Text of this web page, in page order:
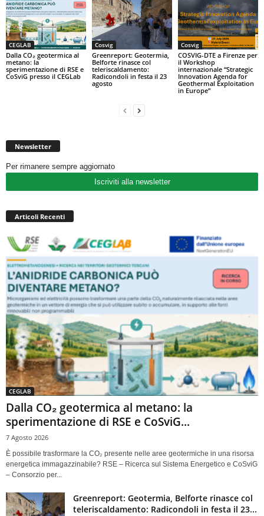
CEGLAB
Dalla CO₂ geotermica al
metano: la
sperimentazione di RSE e
CoSviG presso il CEGLab
Cosvig
Greenreport: Geotermia,
Belforte rinasce col
teleriscaldamento:
Radicondoli in festa il 23
agosto
Cosvig
COSVIG-DTE a Firenze per
il Workshop
internazionale “Strategic
Innovation Agenda for
Geothermal Exploitation
in Europe”
Newsletter
Per rimanere sempre aggiornato
Iscriviti alla newsletter
Articoli Recenti
CEGLAB
Dalla CO₂ geotermica al metano: la
sperimentazione di RSE e CoSviG...
7 Agosto 2026
È possibile trasformare la CO₂ presente nelle aree geotermiche in una risorsa
energetica immagazzinabile? RSE – Ricerca sul Sistema Energetico e CoSviG
– Consorzio per...
Greenreport: Geotermia, Belforte rinasce col
teleriscaldamento: Radicondoli in festa il 23...